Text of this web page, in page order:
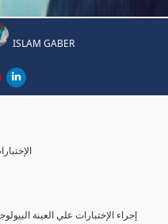
ISLAM GABER